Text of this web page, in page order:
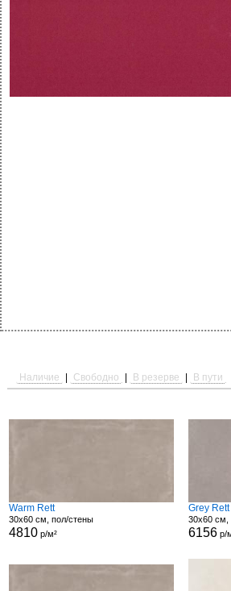
Наличие Свободно В резерве В пути
Warm Rett
30x60 см, пол/стены
4810р/м²
Grey Rett
30x60 см,
6156 р/